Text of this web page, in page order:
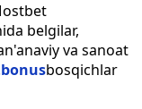
belgilar,
va sanoat
bonusbosqichlar